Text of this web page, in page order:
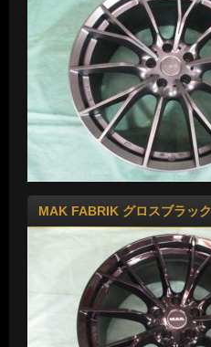
MAK FABRIK グロスブラック